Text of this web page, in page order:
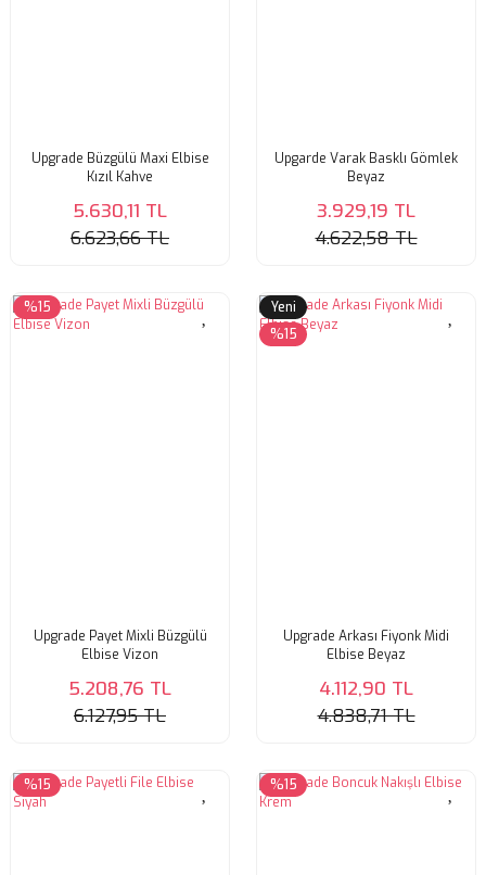
Upgrade Büzgülü Maxi Elbise
Kızıl Kahve
5.630,11 TL
6.623,66 TL
Upgarde Varak Basklı Gömlek
Beyaz
3.929,19 TL
4.622,58 TL
%15
Upgrade Payet Mixli Büzgülü
Elbise Vizon
5.208,76 TL
6.127,95 TL
Yeni
%15
Upgrade Arkası Fiyonk Midi
Elbise Beyaz
4.112,90 TL
4.838,71 TL
%15 %15